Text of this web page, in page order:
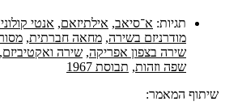
תגיות: א־סיאב, אילתיזאם, אנטי
מודרניזם בשירה, מחאה חברתית,
שירה בצפון אפריקה, שירה ואקטיביזם,
שפה וזהות, תבוסת 1967
שיתוף המאמר: